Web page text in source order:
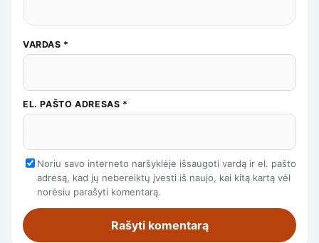
VARDAS *
EL. PAŠTO ADRESAS *
Noriu savo interneto naršyklėje išsaugoti vardą ir el. pašto
adresą, kad jų nebereiktų įvesti iš naujo, kai kitą kartą vėl
norėsiu parašyti komentarą.